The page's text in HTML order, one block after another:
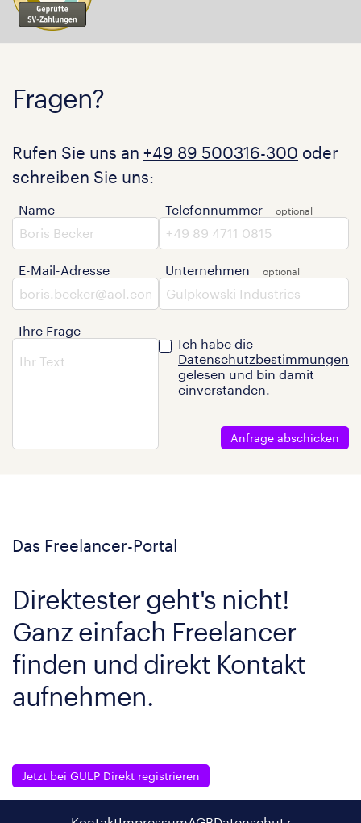
Fragen?
Rufen Sie uns an +49 89 500316-300 oder
schreiben Sie uns:
Name
E-Mail-Adresse
Ihre Frage
Telefonnummer
Unternehmen
Ich habe die
Datenschutzbestimmungen
gelesen und bin damit
einverstanden.
Anfrage abschicken
Das Freelancer-Portal
Direktester geht's nicht!
Ganz einfach Freelancer
finden und direkt Kontakt
aufnehmen.
Jetzt bei GULP Direkt registrieren